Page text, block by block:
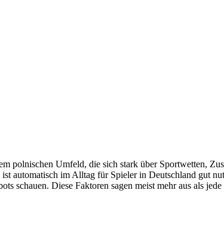
polnischen Umfeld, die sich stark über Sportwetten,
automatisch im Alltag für Spieler in Deutschland gut
schauen. Diese Faktoren sagen meist mehr aus als